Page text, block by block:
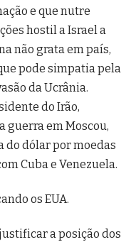
e que nutre
hostil a Israel a
não grata em país,
pode simpatia pela
da Ucrânia.
do Irão,
guerra em Moscou,
do dólar por moedas
Cuba e Venezuela.
os EUA.
a posição dos